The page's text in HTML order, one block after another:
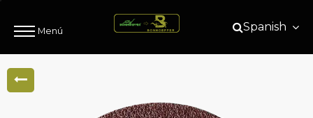
Menú Spanish